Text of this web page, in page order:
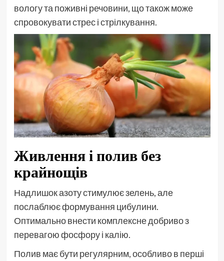
вологу та поживні речовини, що також може
спровокувати стрес і стрілкування.
Живлення і полив без
крайнощів
Надлишок азоту стимулює зелень, але
послаблює формування цибулини.
Оптимально внести комплексне добриво з
перевагою фосфору і калію.
Полив має бути регулярним, особливо в перші